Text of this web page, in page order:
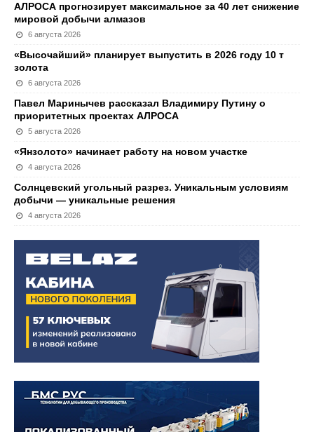
АЛРОСА прогнозирует максимальное за 40 лет снижение
мировой добычи алмазов
6 августа 2026
«Высочайший» планирует выпустить в 2026 году 10 т
золота
6 августа 2026
Павел Маринычев рассказал Владимиру Путину о
приоритетных проектах АЛРОСА
5 августа 2026
«Янзолото» начинает работу на новом участке
4 августа 2026
Солнцевский угольный разрез. Уникальным условиям
добычи — уникальные решения
4 августа 2026